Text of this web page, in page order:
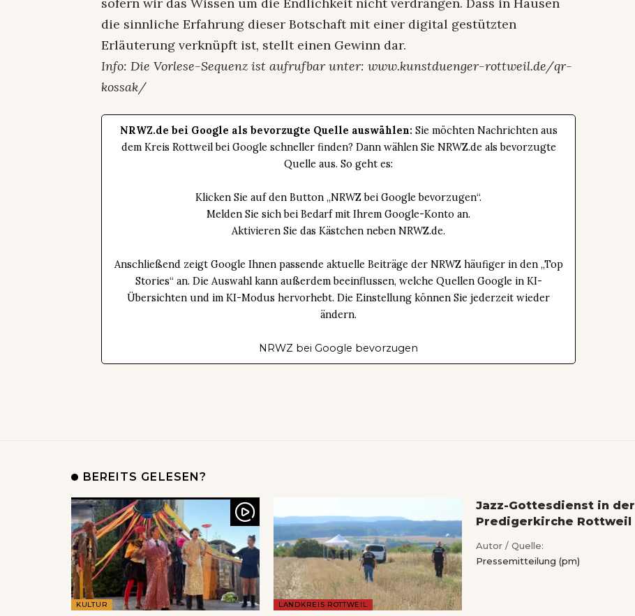
die sinnliche Erfahrung dieser Botschaft mit einer digital gestützten
Erläuterung verknüpft ist, stellt einen Gewinn dar.
Info: Die Vorlese-Sequenz ist aufrufbar unter: www.kunstduenger-rottweil.de/qr-
kossak/
NRWZ.de bei Google als bevorzugte Quelle auswählen: Sie möchten Nachrichten aus
dem Kreis Rottweil bei Google schneller finden? Dann wählen Sie NRWZ.de als bevorzugte
Quelle aus. So geht es:
Klicken Sie auf den Button „NRWZ bei Google bevorzugen“.
Melden Sie sich bei Bedarf mit Ihrem Google-Konto an.
Aktivieren Sie das Kästchen neben NRWZ.de.
Anschließend zeigt Google Ihnen passende aktuelle Beiträge der NRWZ häufiger in den „Top
Stories“ an. Die Auswahl kann außerdem beeinflussen, welche Quellen Google in KI-
Übersichten und im KI-Modus hervorhebt. Die Einstellung können Sie jederzeit wieder
ändern.
NRWZ bei Google bevorzugen
BEREITS GELESEN?
KULTUR LANDKREIS ROTTWEIL
Jazz-Gottesdienst in der
Predigerkirche Rottweil
Autor / Quelle:
Pressemitteilung (pm)